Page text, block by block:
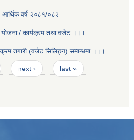
आर्थिक वर्ष २०८१/०८२
/ कार्यक्रम तथा वजेट ।।।
तयारी (वजेट सिलिङ्ग) सम्बन्धमा ।।।
next › last »